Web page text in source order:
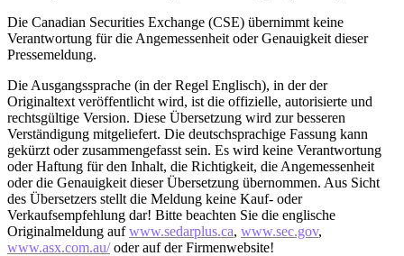
Die Canadian Securities Exchange (CSE) übernimmt keine
Verantwortung für die Angemessenheit oder Genauigkeit dieser
Pressemeldung.
Die Ausgangssprache (in der Regel Englisch), in der der
Originaltext veröffentlicht wird, ist die offizielle, autorisierte und
rechtsgültige Version. Diese Übersetzung wird zur besseren
Verständigung mitgeliefert. Die deutschsprachige Fassung kann
gekürzt oder zusammengefasst sein. Es wird keine Verantwortung
oder Haftung für den Inhalt, die Richtigkeit, die Angemessenheit
oder die Genauigkeit dieser Übersetzung übernommen. Aus Sicht
des Übersetzers stellt die Meldung keine Kauf- oder
Verkaufsempfehlung dar! Bitte beachten Sie die englische
Originalmeldung aufwww.sedarplus.ca, www.sec.gov,
www.asx.com.au/oder auf der Firmenwebsite!